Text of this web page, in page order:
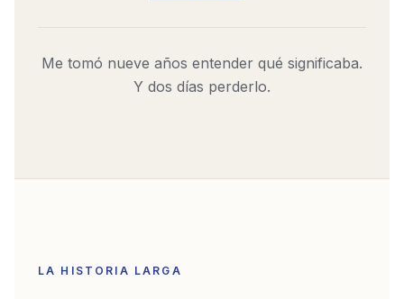
Me tomó nueve años entender qué significaba.
Y dos días perderlo.
LA HISTORIA LARGA